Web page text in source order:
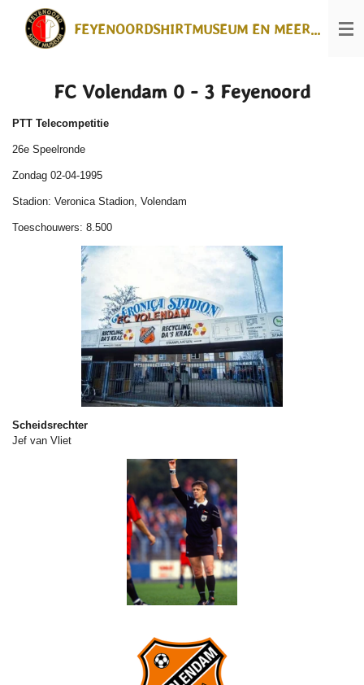
direct
FEYENOORDSHIRTMUSEUM EN MEER...
FC Volendam 0 - 3 Feyenoord
PTT Telecompetitie
26e Speelronde
Zondag 02-04-1995
Stadion: Veronica Stadion, Volendam
Toeschouwers: 8.500
Scheidsrechter
Jef van Vliet